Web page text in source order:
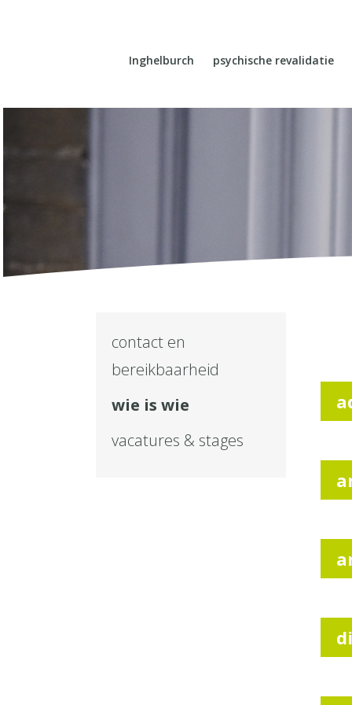
Inghelburch psychische revalidatie
contact en
bereikbaarheid
wie is wie
vacatures & stages